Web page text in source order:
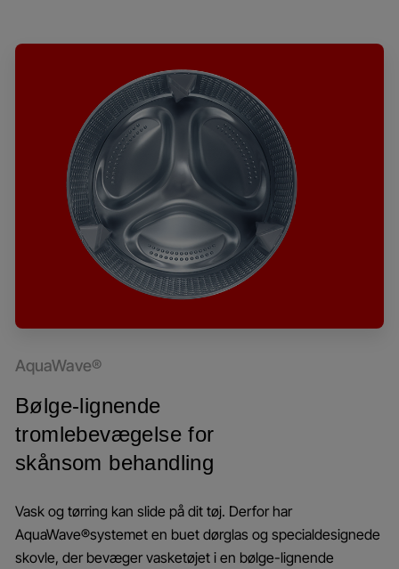
AquaWave®
Bølge-lignende
tromlebevægelse for
skånsom behandling
Vask og tørring kan slide på dit tøj. Derfor har
AquaWave®systemet en buet dørglas og specialdesignede
skovle, der bevæger vasketøjet i en bølge-lignende